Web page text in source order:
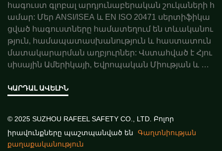
հագուստ գլոբալ արդյունաբերական շուկաների հ
ամար: Մեր ANSI/ISEA և EN ISO 20471 սերտիֆիկա
ցված հագուստները համատեղում են տևականու
թյուն, համապատասխանություն և հաստատուն
մատակարարման աղբյուրներ: Վստահված է Հյու
սիսային Ամերիկայի, Եվրոպական Միության և Ավ
ռաջարկ այսօր:
ԿԱՐԴԱԼ ԱՎԵԼԻՆ
© 2025 SUZHOU RAFEEL SAFETY CO., LTD. Բոլոր
իրավունքները պաշտպանված են
Գաղտնիության
քաղաքականություն